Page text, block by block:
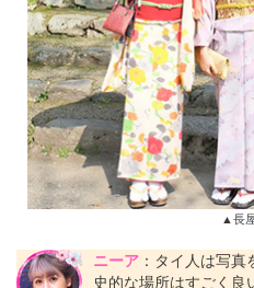
▲長
ニーア ：タイ人は写
史的な場所はすごく良